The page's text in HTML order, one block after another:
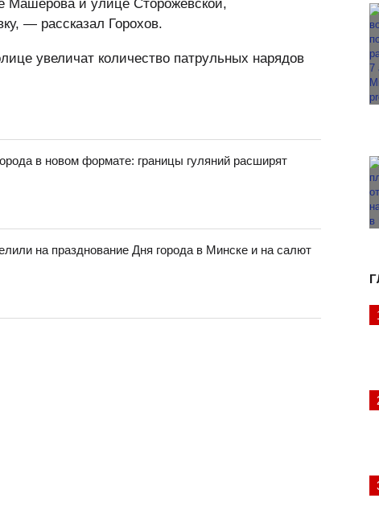
Машерова и улице Сторожевской,
— рассказал Горохов.
увеличат количество патрульных нарядов
в новом формате: границы гуляний расширят
на празднование Дня города в Минске и на салют